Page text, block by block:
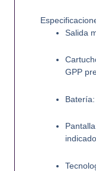
Salida
GPP
Batería
Pantalla